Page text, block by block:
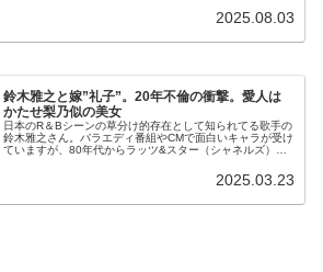
2025.08.03
鈴木雅之と嫁”礼子”。20年不倫の衝撃。愛人は
かたせ梨乃似の美女
日本のR＆Bシーンの草分け的存在として知られてる歌手の
鈴木雅之さん。バラエディ番組やCMで面白いキャラが受け
ていますが、80年代からラッツ&スター（シャネルズ）で
2025.03.23